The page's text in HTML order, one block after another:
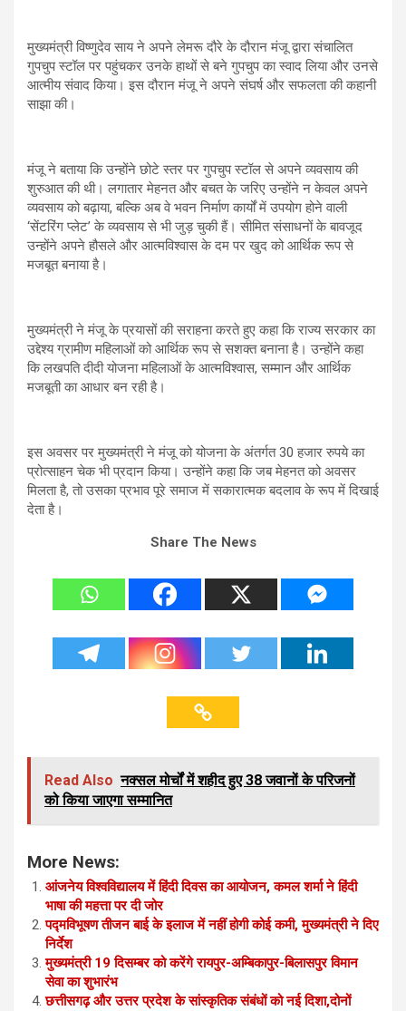
मुख्यमंत्री विष्णुदेव साय ने अपने लेमरू दौरे के दौरान मंजू द्वारा संचालित
गुपचुप स्टॉल पर पहुंचकर उनके हाथों से बने गुपचुप का स्वाद लिया और उनसे
आत्मीय संवाद किया। इस दौरान मंजू ने अपने संघर्ष और सफलता की कहानी
साझा की।
मंजू ने बताया कि उन्होंने छोटे स्तर पर गुपचुप स्टॉल से अपने व्यवसाय की
शुरुआत की थी। लगातार मेहनत और बचत के जरिए उन्होंने न केवल अपने
व्यवसाय को बढ़ाया, बल्कि अब वे भवन निर्माण कार्यों में उपयोग होने वाली
‘सेंटरिंग प्लेट’ के व्यवसाय से भी जुड़ चुकी हैं। सीमित संसाधनों के बावजूद
उन्होंने अपने हौसले और आत्मविश्वास के दम पर खुद को आर्थिक रूप से
मजबूत बनाया है।
मुख्यमंत्री ने मंजू के प्रयासों की सराहना करते हुए कहा कि राज्य सरकार का
उद्देश्य ग्रामीण महिलाओं को आर्थिक रूप से सशक्त बनाना है। उन्होंने कहा
कि लखपति दीदी योजना महिलाओं के आत्मविश्वास, सम्मान और आर्थिक
मजबूती का आधार बन रही है।
इस अवसर पर मुख्यमंत्री ने मंजू को योजना के अंतर्गत 30 हजार रुपये का
प्रोत्साहन चेक भी प्रदान किया। उन्होंने कहा कि जब मेहनत को अवसर
मिलता है, तो उसका प्रभाव पूरे समाज में सकारात्मक बदलाव के रूप में दिखाई
देता है।
Share The News
Read Also नक्सल मोर्चों में शहीद हुए 38 जवानों के परिजनों
को किया जाएगा सम्मानित
More News:
आंजनेय विश्वविद्यालय में हिंदी दिवस का आयोजन, कमल शर्मा ने हिंदी
भाषा की महत्ता पर दी जोर
पद्मविभूषण तीजन बाई के इलाज में नहीं होगी कोई कमी, मुख्यमंत्री ने दिए
निर्देश
मुख्यमंत्री 19 दिसम्बर को करेंगे रायपुर-अम्बिकापुर-बिलासपुर विमान
सेवा का शुभारंभ
छत्तीसगढ़ और उत्तर प्रदेश के सांस्कृतिक संबंधों को नई दिशा,दोनों